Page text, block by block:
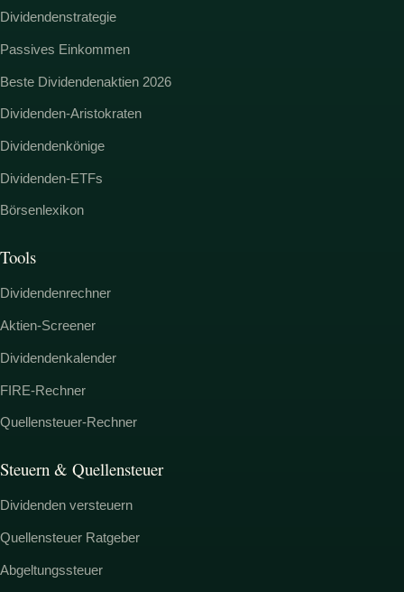
Dividendenstrategie
Passives Einkommen
Beste Dividendenaktien 2026
Dividenden-Aristokraten
Dividendenkönige
Dividenden-ETFs
Börsenlexikon
Tools
Dividendenrechner
Aktien-Screener
Dividendenkalender
FIRE-Rechner
Quellensteuer-Rechner
Steuern & Quellensteuer
Dividenden versteuern
Quellensteuer Ratgeber
Abgeltungssteuer